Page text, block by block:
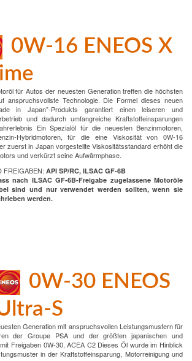
0W-16 ENEOS X
für Autos der neuesten Generation treffen die höchsten
anspruchsvollste Technologie. Die Formel dieses neuen
in Japan”-Produkts garantiert einen leiseren und
und dadurch umfangreiche Kraftstoffeinsparungen
Ein Spezialöl für die neuesten Benzinmotoren,
Hybridmotoren, für die eine Viskosität von 0W-16
zuerst in Japan vorgestellte Viskositätsstandard erhöht die
und verkürzt seine Aufwärmphase.
FREIGABEN: API SP/RC, ILSAC GF-6B
nach ILSAC GF-6B-Freigabe zugelassene Motoröle
sind und nur verwendet werden sollten, wenn sie
werden.
0W-30 ENEOS
S
Generation mit anspruchsvollen Leistungsmustern für
der Groupe PSA und der größten japanischen und
Freigaben 0W-30, ACEA C2 Dieses Öl wurde im Hinblick
in der Kraftstoffeinsparung, Motorreinigung und